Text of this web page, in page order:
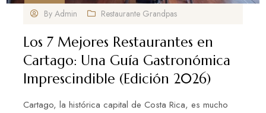
ByAdmin Restaurante Grandpas
Los 7 Mejores Restaurantes en
Cartago: Una Guía Gastronómica
Imprescindible (Edición 2026)
Cartago, la histórica capital de Costa Rica, es mucho